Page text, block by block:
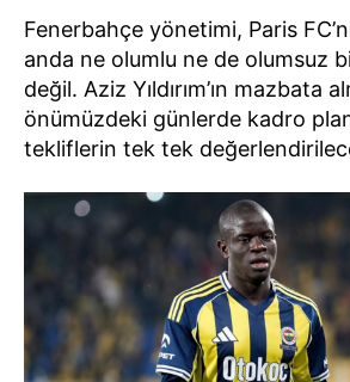
Fenerbahçe yönetimi, Paris
anda ne olumlu ne de olumsuz
değil. Aziz Yıldırım’ın mazbata
önümüzdeki günlerde kadro
tekliflerin tek tek